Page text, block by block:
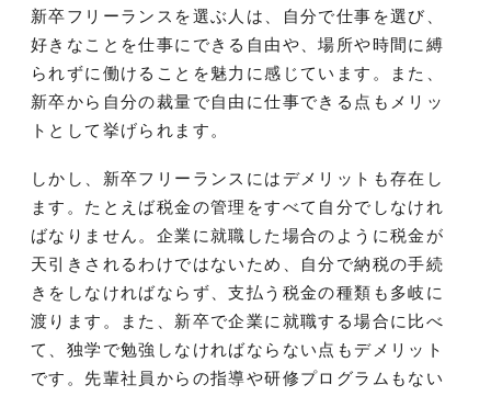
新卒フリーランスを選ぶ人は、自分で仕事を選び、
好きなことを仕事にできる自由や、場所や時間に縛
られずに働けることを魅力に感じています。また、
新卒から自分の裁量で自由に仕事できる点もメリッ
トとして挙げられます​​。
しかし、新卒フリーランスにはデメリットも存在し
ます。たとえば税金の管理をすべて自分でしなけれ
ばなりません。企業に就職した場合のように税金が
天引きされるわけではないため、自分で納税の手続
きをしなければならず、支払う税金の種類も多岐に
渡ります。また、新卒で企業に就職する場合に比べ
て、独学で勉強しなければならない点もデメリット
です。先輩社員からの指導や研修プログラムもない